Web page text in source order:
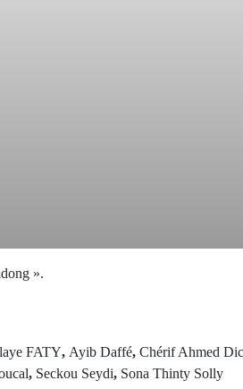
».
FATY, Ayib Daffé,Chérif Ahmed
, Seckou Seydi, Sona Thinty Solly